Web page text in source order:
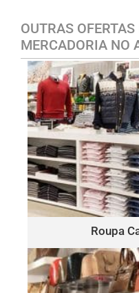
OUTRAS
MERCADORIA NO
Roupa
ROUPA
Este lote pode
Polo
Ralph Lauren, Tommy
Camuto, Tommy